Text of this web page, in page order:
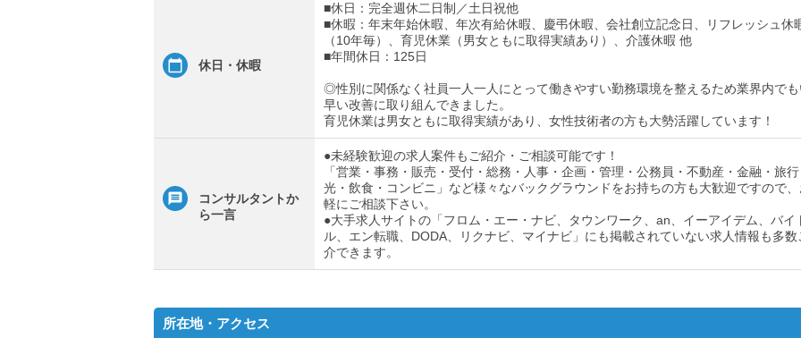
休日・休暇
■休日：完全週休二日制／土日祝他
■休暇：年末年始休暇、年次有給休暇、慶弔休暇、会社創立記念日、リフレッシュ休
（10年毎）、育児休業（男女ともに取得実績あり）、介護休暇 他
■年間休日：125日
◎性別に関係なく社員一人一人にとって働きやすい勤務環境を整えるため業界内で
早い改善に取り組んできました。
育児休業は男女ともに取得実績があり、女性技術者の方も大勢活躍しています！
コンサルタントか
ら一言
●未経験歓迎の求人案件もご紹介・ご相談可能です！
「営業・事務・販売・受付・総務・人事・企画・管理・公務員・不動産・金融・旅
光・飲食・コンビニ」など様々なバックグラウンドをお持ちの方も大歓迎ですので
軽にご相談下さい。
●大手求人サイトの「フロム・エー・ナビ、タウンワーク、an、イーアイデム、バイ
ル、エン転職、DODA、リクナビ、マイナビ」にも掲載されていない求人情報も多数
介できます。
所在地・アクセス